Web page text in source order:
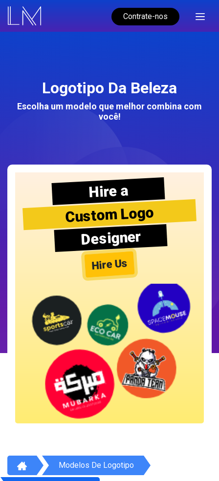
Contrate-nos
Logotipo Da Beleza
Escolha um modelo que melhor combina com
você!
Hire a
Custom Logo
Designer
Hire Us
Modelos De Logotipo